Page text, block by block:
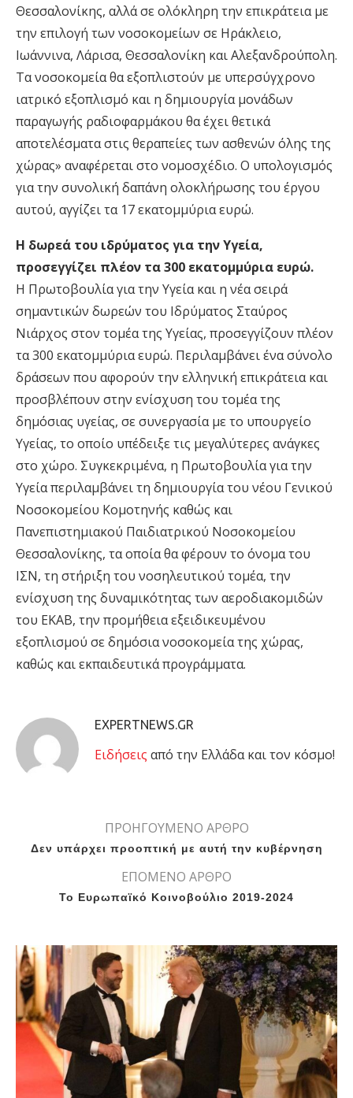
Θεσσαλονίκης, αλλά σε ολόκληρη την επικράτεια με
την επιλογή των νοσοκομείων σε Ηράκλειο,
Ιωάννινα, Λάρισα, Θεσσαλονίκη και Αλεξανδρούπολη.
Τα νοσοκομεία θα εξοπλιστούν με υπερσύγχρονο
ιατρικό εξοπλισμό και η δημιουργία μονάδων
παραγωγής ραδιοφαρμάκου θα έχει θετικά
αποτελέσματα στις θεραπείες των ασθενών όλης της
χώρας» αναφέρεται στο νομοσχέδιο. Ο υπολογισμός
για την συνολική δαπάνη ολοκλήρωσης του έργου
αυτού, αγγίζει τα 17 εκατομμύρια ευρώ.
Η δωρεά του ιδρύματος για την Υγεία,
προσεγγίζει πλέον τα 300 εκατομμύρια ευρώ.
Η Πρωτοβουλία για την Υγεία και η νέα σειρά
σημαντικών δωρεών του Ιδρύματος Σταύρος
Νιάρχος στον τομέα της Υγείας, προσεγγίζουν πλέον
τα 300 εκατομμύρια ευρώ. Περιλαμβάνει ένα σύνολο
δράσεων που αφορούν την ελληνική επικράτεια και
προσβλέπουν στην ενίσχυση του τομέα της
δημόσιας υγείας, σε συνεργασία με το υπουργείο
Υγείας, το οποίο υπέδειξε τις μεγαλύτερες ανάγκες
στο χώρο. Συγκεκριμένα, η Πρωτοβουλία για την
Υγεία περιλαμβάνει τη δημιουργία του νέου Γενικού
Νοσοκομείου Κομοτηνής καθώς και
Πανεπιστημιακού Παιδιατρικού Νοσοκομείου
Θεσσαλονίκης, τα οποία θα φέρουν το όνομα του
ΙΣΝ, τη στήριξη του νοσηλευτικού τομέα, την
ενίσχυση της δυναμικότητας των αεροδιακομιδών
του ΕΚΑΒ, την προμήθεια εξειδικευμένου
εξοπλισμού σε δημόσια νοσοκομεία της χώρας,
καθώς και εκπαιδευτικά προγράμματα.
EXPERTNEWS.GR
Eιδήσεις από την Ελλάδα και τον κόσμο!
ΠΡΟΗΓΟΥΜΕΝΟ ΑΡΘΡΟ
Δεν υπάρχει προοπτική με αυτή την κυβέρνηση
ΕΠΟΜΕΝΟ ΑΡΘΡΟ
Το Ευρωπαϊκό Κοινοβούλιο 2019-2024